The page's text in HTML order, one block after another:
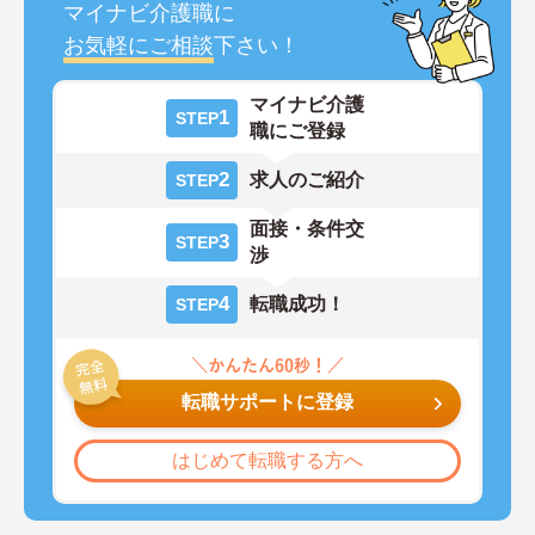
マイナビ介護職に
お気軽にご相談下さい！
STEP1
マイナビ介護
職にご登録
STEP2 求人のご紹介
STEP3
面接・条件交
渉
STEP4 転職成功！
転職サポートに登録
はじめて転職する方へ